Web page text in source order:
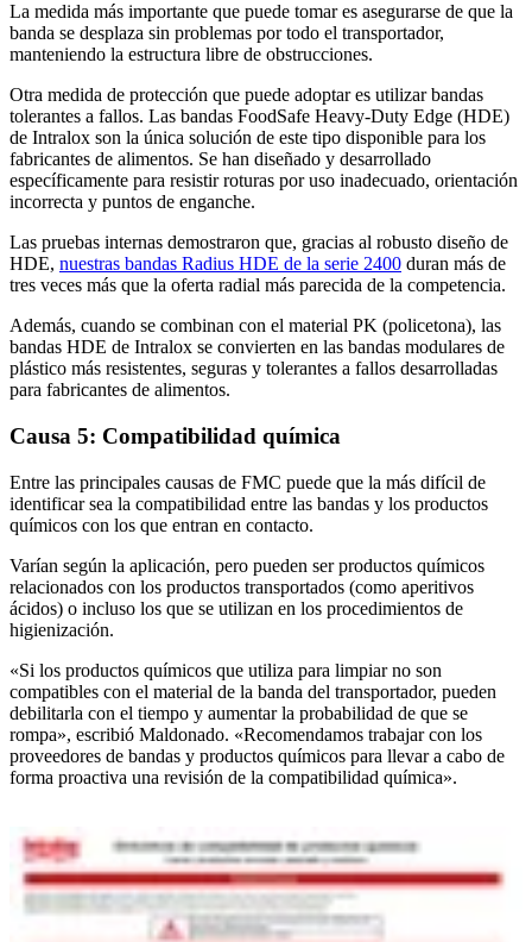
La medida más importante que puede tomar es asegurarse de que la
banda se desplaza sin problemas por todo el transportador,
manteniendo la estructura libre de obstrucciones.
Otra medida de protección que puede adoptar es utilizar bandas
tolerantes a fallos. Las bandas FoodSafe Heavy-Duty Edge (HDE)
de Intralox son la única solución de este tipo disponible para los
fabricantes de alimentos. Se han diseñado y desarrollado
específicamente para resistir roturas por uso inadecuado, orientación
incorrecta y puntos de enganche.
Las pruebas internas demostraron que, gracias al robusto diseño de
HDE, nuestras bandas Radius HDE de la serie 2400 duran más de
tres veces más que la oferta radial más parecida de la competencia.
Además, cuando se combinan con el material PK (policetona), las
bandas HDE de Intralox se convierten en las bandas modulares de
plástico más resistentes, seguras y tolerantes a fallos desarrolladas
para fabricantes de alimentos.
Causa 5: Compatibilidad química
Entre las principales causas de FMC puede que la más difícil de
identificar sea la compatibilidad entre las bandas y los productos
químicos con los que entran en contacto.
Varían según la aplicación, pero pueden ser productos químicos
relacionados con los productos transportados (como aperitivos
ácidos) o incluso los que se utilizan en los procedimientos de
higienización.
«Si los productos químicos que utiliza para limpiar no son
compatibles con el material de la banda del transportador, pueden
debilitarla con el tiempo y aumentar la probabilidad de que se
rompa», escribió Maldonado. «Recomendamos trabajar con los
proveedores de bandas y productos químicos para llevar a cabo de
forma proactiva una revisión de la compatibilidad química».